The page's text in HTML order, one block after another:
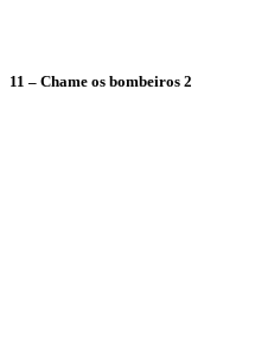
11 – Chame os bombeiros 2